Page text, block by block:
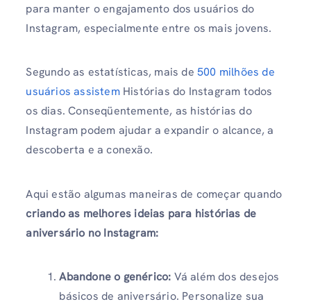
para manter o engajamento dos usuários do
Instagram, especialmente entre os mais jovens.
Segundo as estatísticas, mais de 500 milhões de
usuários assistemHistórias do Instagram todos
os dias. Conseqüentemente, as histórias do
Instagram podem ajudar a expandir o alcance, a
descoberta e a conexão.
Aqui estão algumas maneiras de começar quando
criando as melhores ideias para histórias de
aniversário no Instagram:
Abandone o genérico: Vá além dos desejos
básicos de aniversário. Personalize sua